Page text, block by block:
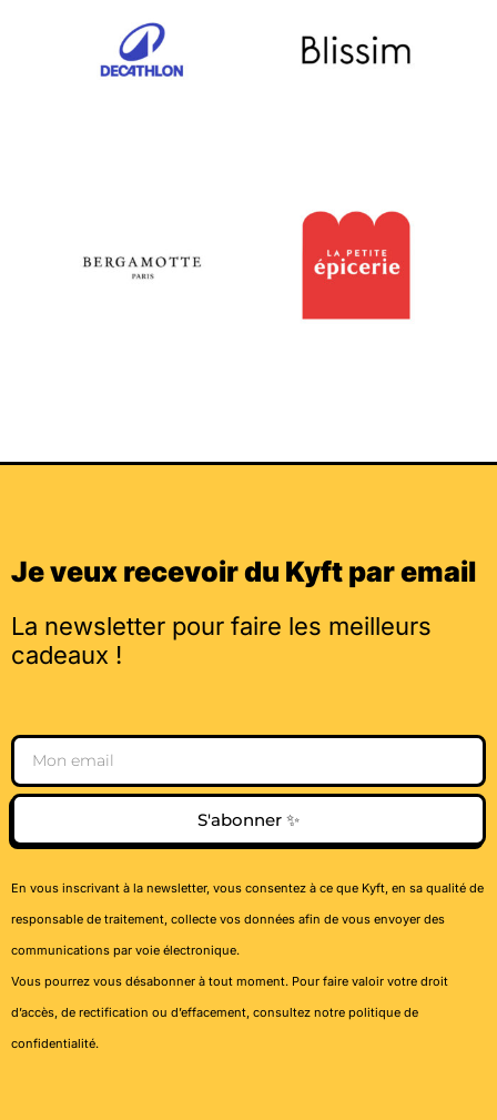
Je veux recevoir du Kyft par email
La newsletter pour faire les meilleurs
cadeaux !
Email
S'abonner ✨
En vous inscrivant à la newsletter, vous consentez à ce que Kyft, en sa qualité de
responsable de traitement, collecte vos données afin de vous envoyer des
communications par voie électronique.
Vous pourrez vous désabonner à tout moment. Pour faire valoir votre droit
d’accès, de rectification ou d’effacement, consultez notre politique de
confidentialité.